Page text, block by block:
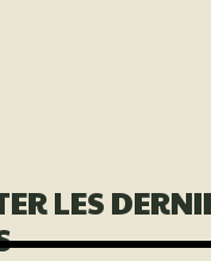
LES